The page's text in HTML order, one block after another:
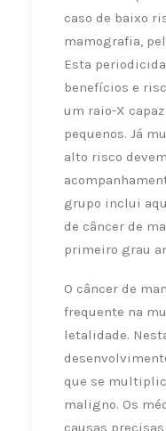
caso de baixo
mamografia,
Esta
benefícios e
um raio-X
pequenos. Já
alto risco
grupo inclui
de câncer de
primeiro grau
O câncer de
frequente na
letalidade.
que se
maligno. Os
causas